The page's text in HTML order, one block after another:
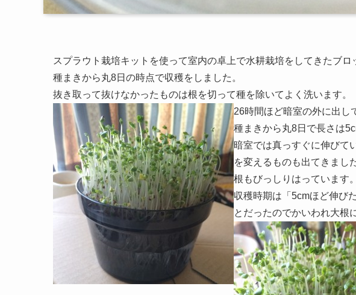
スプラウト栽培キットを使って室内の卓上で水耕栽培をしてきたブロ
種まきから丸8日の時点で収穫をしました。
抜き取って抜けなかったものは根を切って種を除いてよく洗います。
26時間ほど暗室の外に出し
種まきから丸8日で長さは
暗室では真っすぐに伸びて
を変えるものも出てきまし
根もびっしりはっています。
収穫時期は「5cmほど伸び
とだったのでかいわれ大根